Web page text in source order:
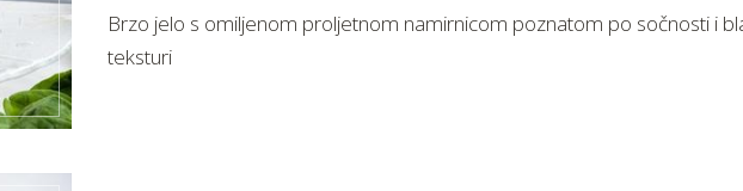
Brzo jelo s omiljenom proljetnom namirnicom poznatom po sočnosti i
teksturi